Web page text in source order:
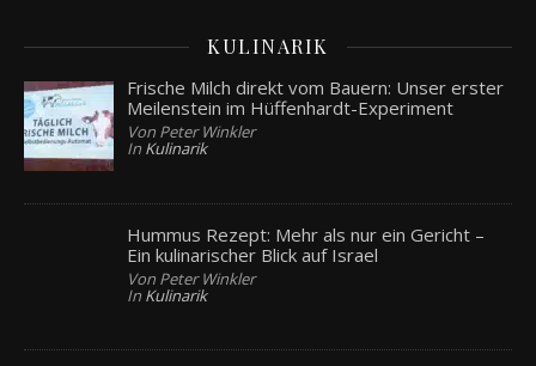
KULINARIK
Frische Milch direkt vom Bauern: Unser erster
Meilenstein im Hüffenhardt-Experiment
Von Peter Winkler
In Kulinarik
Hummus Rezept: Mehr als nur ein Gericht –
Ein kulinarischer Blick auf Israel
Von Peter Winkler
In Kulinarik